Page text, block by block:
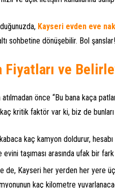
Kayseri evden eve
sohbetine dönüşebilir. Bol şanslar!
Fiyatları ve
atılmadan önce “Bu bana kaça
kritik faktör var ki, biz de
kaç kamyon doldurur,
taşıması arasında ufak bir
de, Kayseri her yerden her yere
kaç kilometre